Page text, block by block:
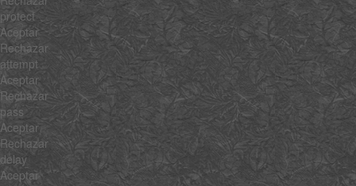
protect
Aceptar
Rechazar
attempt
Aceptar
Rechazar
pass
Aceptar
Rechazar
delay
Aceptar